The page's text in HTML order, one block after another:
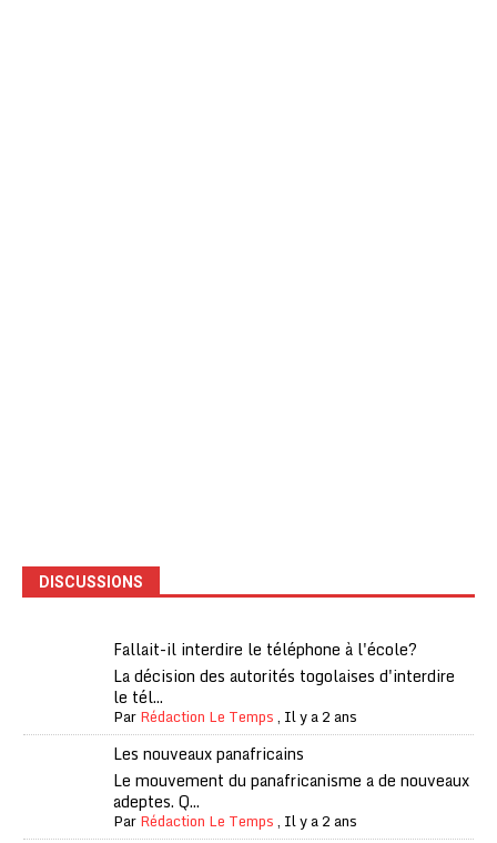
DISCUSSIONS
Fallait-il interdire le téléphone à l'école?
La décision des autorités togolaises d'interdire
le tél...
ParRédaction Le Temps, Il y a 2 ans
Les nouveaux panafricains
Le mouvement du panafricanisme a de nouveaux
adeptes. Q...
ParRédaction Le Temps, Il y a 2 ans